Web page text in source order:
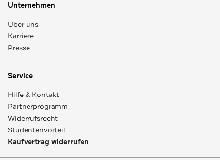
Unternehmen
Über uns
Karriere
Presse
Service
Hilfe & Kontakt
Partnerprogramm
Widerrufsrecht
Studentenvorteil
Kaufvertrag widerrufen